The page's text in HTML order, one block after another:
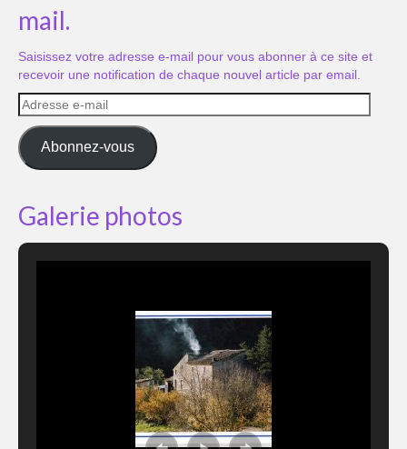
mail.
Saisissez votre adresse e-mail pour vous abonner à ce site et
recevoir une notification de chaque nouvel article par email.
Adresse
e-
mail
Abonnez-vous
Galerie photos